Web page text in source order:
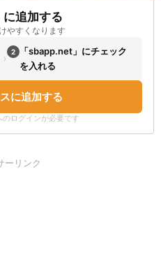
追加する
やすくなります
› 2
「sbapp.net」にチェック
を入れる
に追加する
ログインが必要です
ーリンク